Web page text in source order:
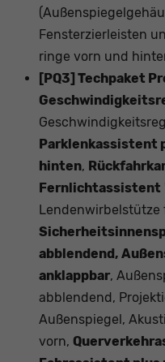
Fensterzierleisten
ringe vorn und
[PQ3] Techpaket
Parklenkassistent
hinten,
Fernlichtassistent
Lendenwirbelstütze
abblendend,
anklappbar,
abblendend,
Außenspiegel,
vorn,